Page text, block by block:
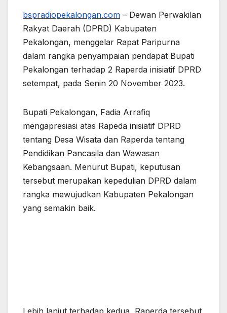
bspradiopekalongan.com – Dewan Perwakilan
Rakyat Daerah (DPRD) Kabupaten
Pekalongan, menggelar Rapat Paripurna
dalam rangka penyampaian pendapat Bupati
Pekalongan terhadap 2 Raperda inisiatif DPRD
setempat, pada Senin 20 November 2023.
Bupati Pekalongan, Fadia Arrafiq
mengapresiasi atas Rapeda inisiatif DPRD
tentang Desa Wisata dan Raperda tentang
Pendidikan Pancasila dan Wawasan
Kebangsaan. Menurut Bupati, keputusan
tersebut merupakan kepedulian DPRD dalam
rangka mewujudkan Kabupaten Pekalongan
yang semakin baik.